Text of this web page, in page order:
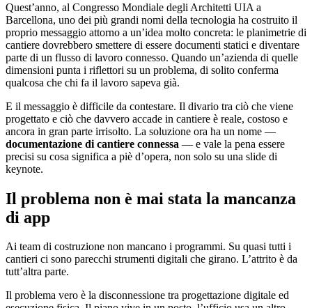
Quest’anno, al Congresso Mondiale degli Architetti UIA a
Barcellona, uno dei più grandi nomi della tecnologia ha costruito il
proprio messaggio attorno a un’idea molto concreta: le planimetrie di
cantiere dovrebbero smettere di essere documenti statici e diventare
parte di un flusso di lavoro connesso. Quando un’azienda di quelle
dimensioni punta i riflettori su un problema, di solito conferma
qualcosa che chi fa il lavoro sapeva già.
E il messaggio è difficile da contestare. Il divario tra ciò che viene
progettato e ciò che davvero accade in cantiere è reale, costoso e
ancora in gran parte irrisolto. La soluzione ora ha un nome —
documentazione di cantiere connessa — e vale la pena essere
precisi su cosa significa a piè d’opera, non solo su una slide di
keynote.
Il problema non è mai stata la mancanza
di app
Ai team di costruzione non mancano i programmi. Su quasi tutti i
cantieri ci sono parecchi strumenti digitali che girano. L’attrito è da
tutt’altra parte.
Il problema vero è la disconnessione tra progettazione digitale ed